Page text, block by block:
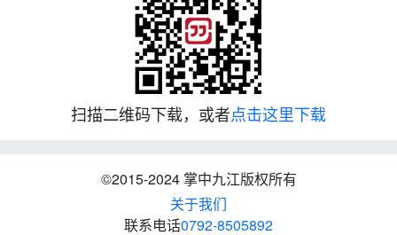
扫描二维码下载，或者点击这里下载
©2015-2024 掌中九江版权所有
关于我们
联系电话0792-8505892